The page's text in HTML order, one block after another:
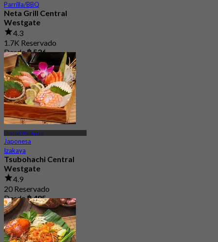
Parrilla/BBQ
Neta Grill Central
Westgate
4.3
1.7K Reservado
Desde฿ 526
Central Westgate
Japonesa
Izakaya
Tsubohachi Central
Westgate
4.9
20 Reservado
Desde฿ 495